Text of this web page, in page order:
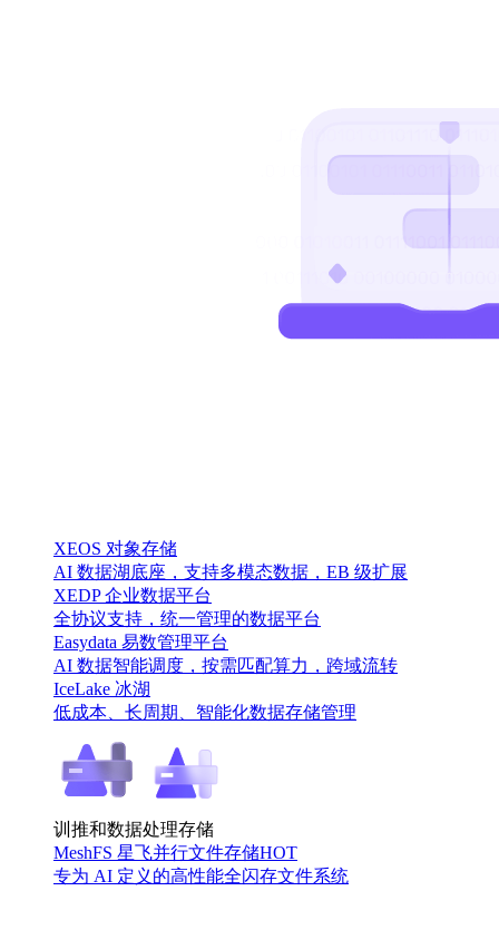
XEOS 对象存储
AI 数据湖底座，支持多模态数据，EB 级扩展
XEDP 企业数据平台
全协议支持，统一管理的数据平台
Easydata 易数管理平台
AI 数据智能调度，按需匹配算力，跨域流转
IceLake 冰湖
低成本、长周期、智能化数据存储管理
训推和数据处理存储
MeshFS 星飞并行文件存储HOT
专为 AI 定义的高性能全闪存文件系统